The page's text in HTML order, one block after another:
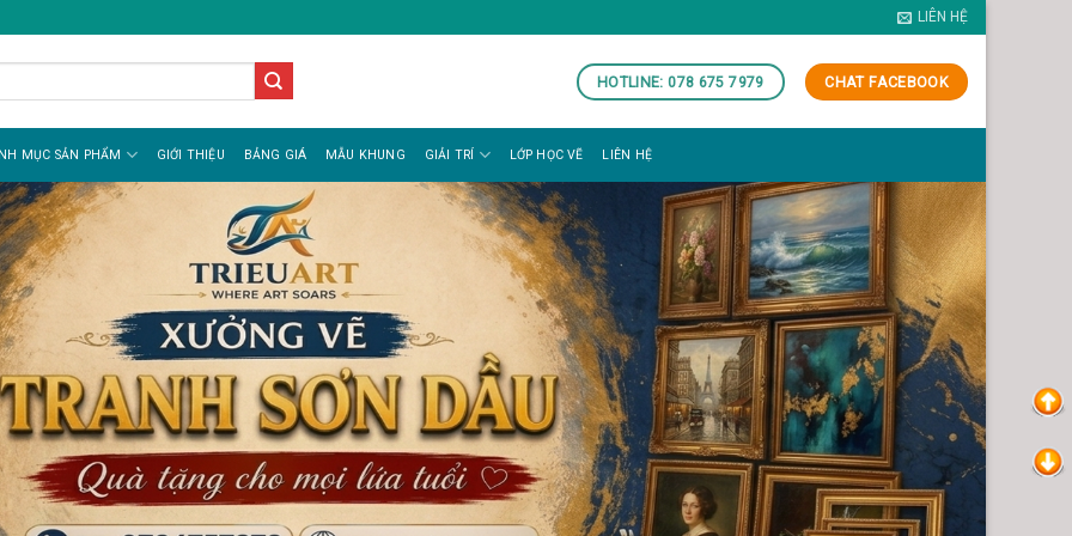
LIÊN HỆ
HOTLINE: 078 675 7979 CHAT FACEBOOK
MỤC SẢN PHẨM GIỚI THIỆU BẢNG GIÁ MẪU KHUNG GIẢI TRÍ LỚP HỌC VẼ LIÊN HỆ